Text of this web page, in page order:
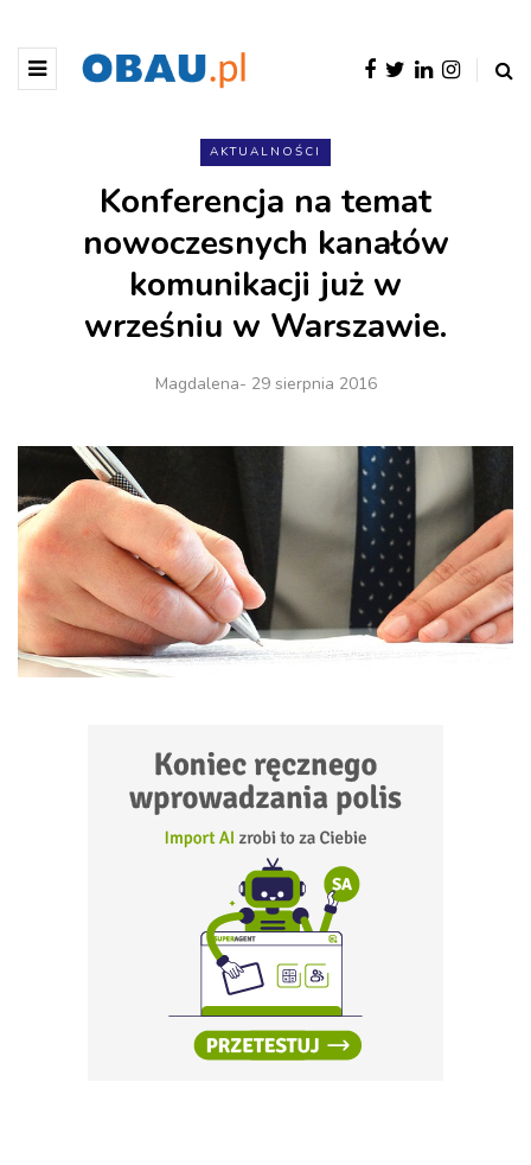
AKTUALNOŚCI
Konferencja na temat
nowoczesnych kanałów
komunikacji już w
wrześniu w Warszawie.
Magdalena- 29 sierpnia 2016